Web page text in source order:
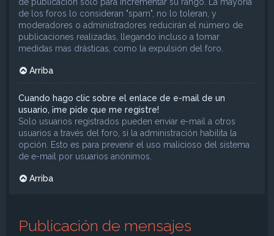
de los foros lo consideran "spam", no lo toleran, y
moderadores o administradores reducirán el número de
publicaciones realizadas, llegando incluso a tomar
medidas mas drásticas, como la expulsión del foro.
Arriba
Cuando hago clic sobre el enlace de e-mail de un
usuario, ¡me pide que me registre!
Solo usuarios registrados pueden enviar e-mail a otros
usuarios a través del foro, si la administración habilita la
opción. Esto es para prevenir el uso malicioso del sistema
de e-mail por usuarios anónimos.
Arriba
Publicación de mensajes